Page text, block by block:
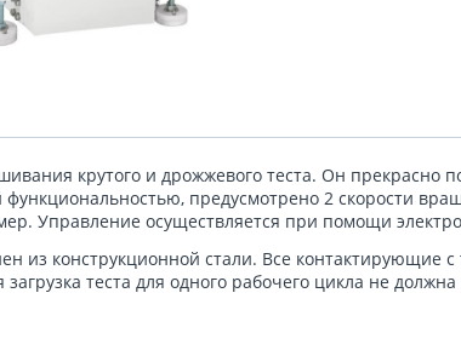
крутого и дрожжевого теста. Он прекрасно
предусмотрено 2 скорости
Управление осуществляется при помощи
из конструкционной стали. Все
теста для одного рабочего цикла не